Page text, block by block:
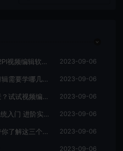
Adobe Prelude CC2022Pl视频编辑软件中文直装版 2023-09-06
萌新小白的提问，影视剪辑需要学哪几个软件？ 2023-09-06
怎样给自己的视频换背景？试试视频编辑软件 2023-09-06
(超清)2023 React 18 系统入门 进阶实战《欢乐购》 2023-09-06
视频截取软件有哪些？带你了解这三个视频编辑软件 2023-09-06
2023-09-06